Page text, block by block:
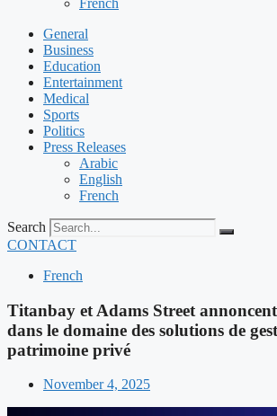
French
General
Business
Education
Entertainment
Medical
Sports
Politics
Press Releases
Arabic
English
French
Search
CONTACT
French
Titanbay et Adams Street
dans le domaine des solutions de
patrimoine privé
November 4, 2025